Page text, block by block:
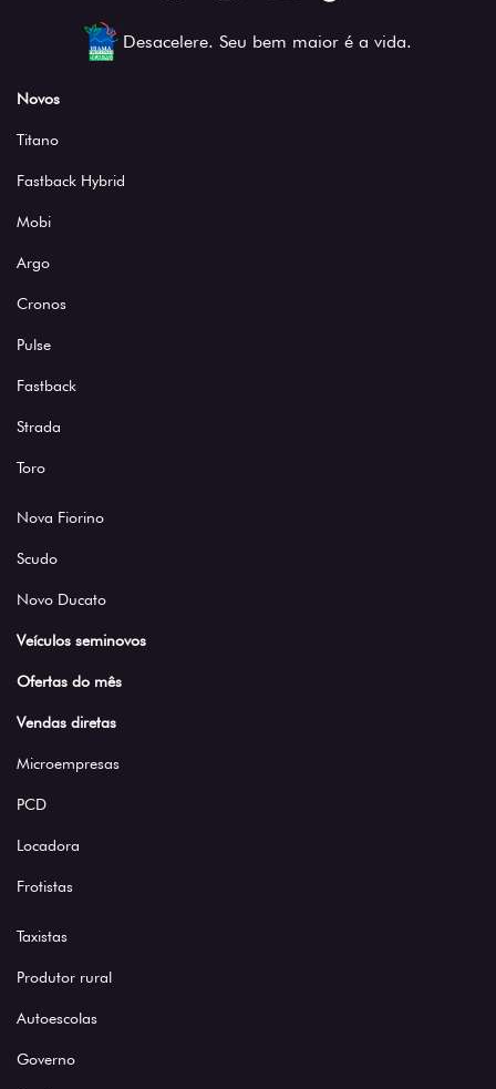
Desacelere. Seu bem maior é a vida.
Novos
Titano
Fastback Hybrid
Mobi
Argo
Cronos
Pulse
Fastback
Strada
Toro
Nova Fiorino
Scudo
Novo Ducato
Veículos seminovos
Ofertas do mês
Vendas diretas
Microempresas
PCD
Locadora
Frotistas
Taxistas
Produtor rural
Autoescolas
Governo